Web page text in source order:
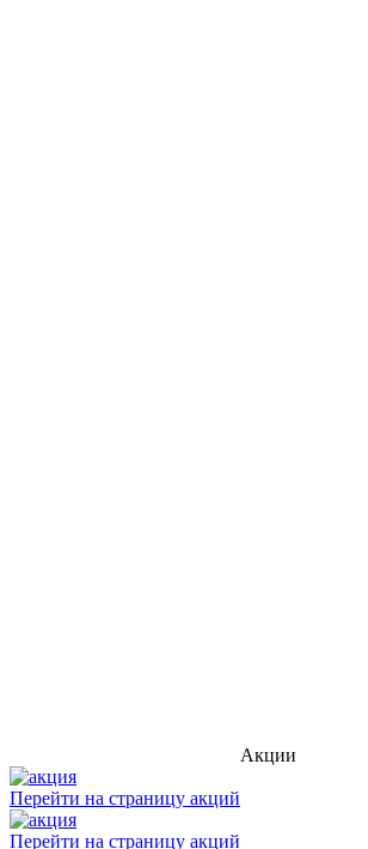
Акции
Перейти на страницу акций
Перейти на страницу акций